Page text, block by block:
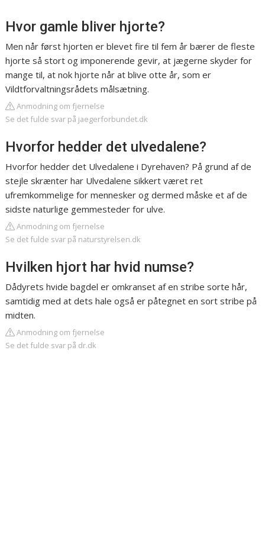
Hvor gamle bliver hjorte?
Men når først hjorten er blevet fire til fem år bærer de fleste
hjorte så stort og imponerende gevir, at jægerne skyder for
mange til, at nok hjorte når at blive otte år, som er
Vildtforvaltningsrådets målsætning.
Anmodning om fjernelse
Se det fulde svar på jaegerforbundet.dk
Hvorfor hedder det ulvedalene?
Hvorfor hedder det Ulvedalene i Dyrehaven? På grund af de
stejle skrænter har Ulvedalene sikkert været ret
ufremkommelige for mennesker og dermed måske et af de
sidste naturlige gemmesteder for ulve.
Anmodning om fjernelse
Se det fulde svar på naturstyrelsen.dk
Hvilken hjort har hvid numse?
Dådyrets hvide bagdel er omkranset af en stribe sorte hår,
samtidig med at dets hale også er påtegnet en sort stribe på
midten.
Anmodning om fjernelse
Se det fulde svar på dr.dk